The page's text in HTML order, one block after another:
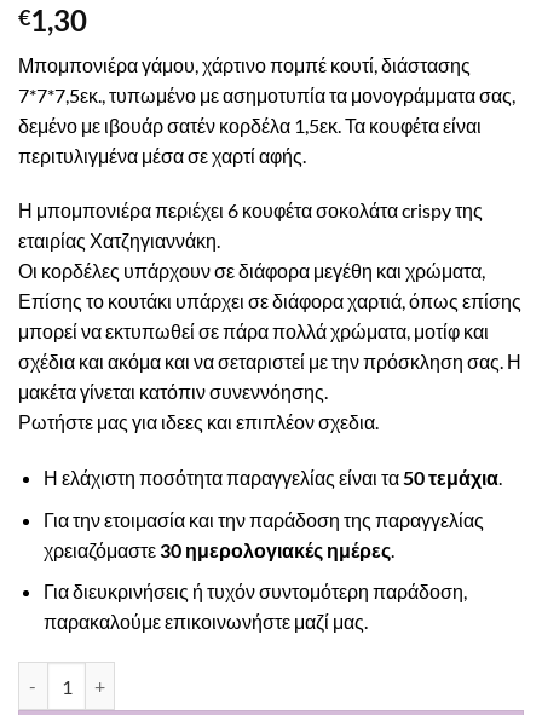
€1,30
Μπομπονιέρα γάμου, χάρτινο πομπέ κουτί, διάστασης
7*7*7,5εκ., τυπωμένο με ασημοτυπία τα μονογράμματα σας,
δεμένο με ιβουάρ σατέν κορδέλα 1,5εκ. Τα κουφέτα είναι
περιτυλιγμένα μέσα σε χαρτί αφής.
Η μπομπονιέρα περιέχει 6 κουφέτα σοκολάτα crispy της
εταιρίας Χατζηγιαννάκη.
Οι κορδέλες υπάρχουν σε διάφορα μεγέθη και χρώματα,
Επίσης το κουτάκι υπάρχει σε διάφορα χαρτιά, όπως επίσης
μπορεί να εκτυπωθεί σε πάρα πολλά χρώματα, μοτίφ και
σχέδια και ακόμα και να σεταριστεί με την πρόσκληση σας. Η
μακέτα γίνεται κατόπιν συνεννόησης.
Ρωτήστε μας για ιδεες και επιπλέον σχεδια.
Η ελάχιστη ποσότητα παραγγελίας είναι τα50 τεμάχια.
Για την ετοιμασία και την παράδοση της παραγγελίας
χρειαζόμαστε30 ημερολογιακές ημέρες.
Για διευκρινήσεις ή τυχόν συντομότερη παράδοση,
παρακαλούμεεπικοινωνήστε μαζί μας.